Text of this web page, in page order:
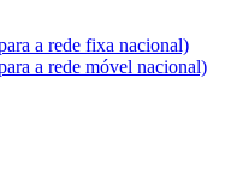
a rede fixa nacional)
a rede móvel nacional)